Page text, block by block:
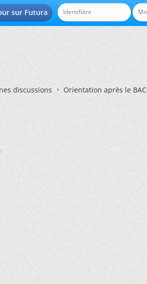
sur Futura
discussions
Orientation après le BAC